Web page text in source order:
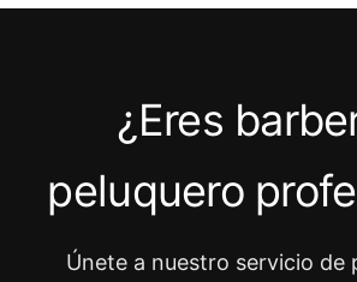
¿Eres
peluquero
Únete a nuestro servicio de